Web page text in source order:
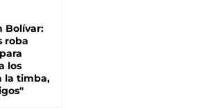
Bolívar:
roba
los
la timba,